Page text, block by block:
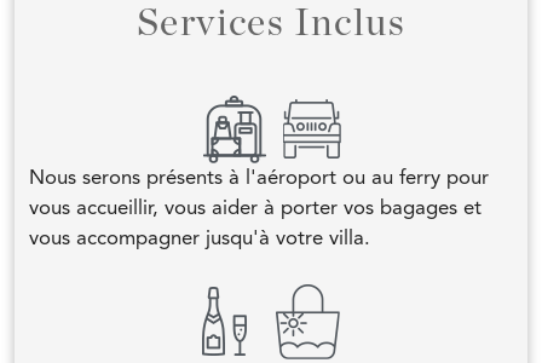
Services Inclus
Nous serons présents à l'aéroport ou au ferry pour
vous accueillir, vous aider à porter vos bagages et
vous accompagner jusqu'à votre villa.